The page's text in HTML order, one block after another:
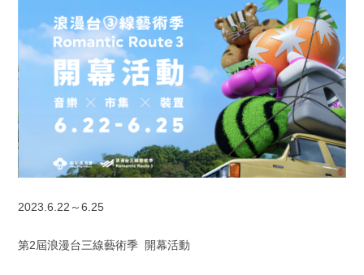
2023.6.22～6.25
第2屆浪漫台三線藝術季 開幕活動